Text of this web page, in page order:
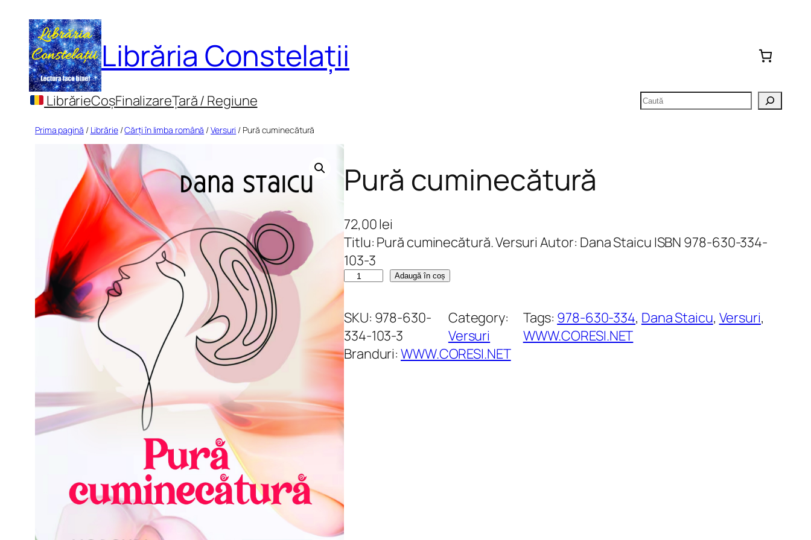
conținut
Librăria Constelații
LibrărieCoșFinalizareȚară / Regiune Caută
Prima pagină / Librărie/Cărți în limba română /Versuri / Pură cuminecătură
Pură cuminecătură
72,00lei
Titlu: Pură cuminecătură. Versuri Autor: Dana Staicu ISBN 978-630-334-
103-3
C
a
n
t
i
t
t
e
P
c
u
Adaugă în coș
SKU: 978-630-
334-103-3
Category:
Versuri
Tags: 978-630-334, Dana Staicu, Versuri
WWW.CORESI.NET
Branduri:WWW.CORESI.NET